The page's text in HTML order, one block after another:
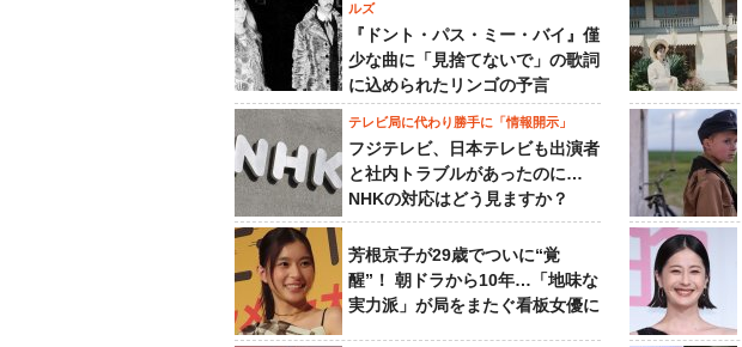
ルズ
『ドント・パス・ミー・バイ』僅
少な曲に「見捨てないで」の歌詞
に込められたリンゴの予言
テレビ局に代わり勝手に「情報開示」
フジテレビ、日本テレビも出演者
と社内トラブルがあったのに…
NHKの対応はどう見ますか？
芳根京子が29歳でついに“覚
醒”！ 朝ドラから10年…「地味な
実力派」が局をまたぐ看板女優に